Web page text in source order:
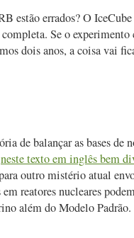
estão errados? O IceCube
Se o
dois anos, a coisa vai
de balançar as bases de
neste texto em inglês bem
outro mistério atual
reatores nucleares
além do Modelo